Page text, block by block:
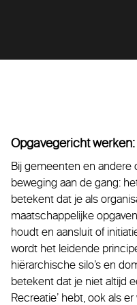
Opgavegericht
Bij gemeenten en andere
beweging aan de gang:
betekent dat je als
maatschappelijke
houdt en aansluit of
wordt het leidende
hiërarchische silo’s en
betekent dat je niet altijd
Recreatie’ hebt, ook als